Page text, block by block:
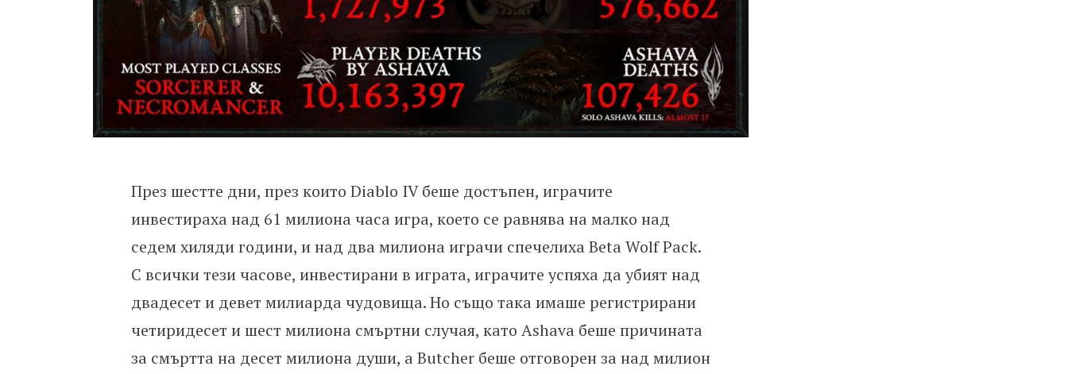
През шестте дни, през които Diablo IV беше достъпен, играчите
инвестираха над 61 милиона часа игра, което се равнява на малко над
седем хиляди години, и над два милиона играчи спечелиха Beta Wolf Pack.
С всички тези часове, инвестирани в играта, играчите успяха да убият над
двадесет и девет милиарда чудовища. Но също така имаше регистрирани
четиридесет и шест милиона смъртни случая, като Ashava беше причината
за смъртта на десет милиона души, а Butcher беше отговорен за над милион